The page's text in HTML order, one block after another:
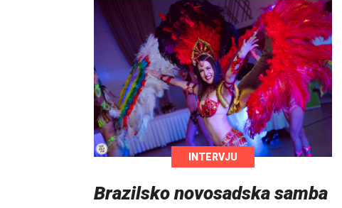
INTERVJU
Brazilsko novosadska samba